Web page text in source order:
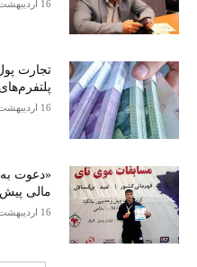
16 اردیبهشت 1403
تجارت
16 اردیبهشت 1403
«دعوت
مالی
16 اردیبهشت 1403